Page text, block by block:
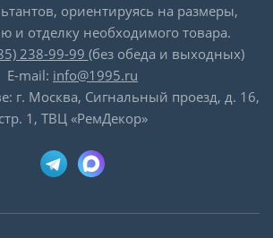
ориентируясь на размеры,
и отделку необходимого товара.
238-99-99 (без обеда и выходных)
E-mail: info@1995.ru
г. Москва, Сигнальный проезд, д. 16,
стр. 1, ТВЦ «РемДекор»